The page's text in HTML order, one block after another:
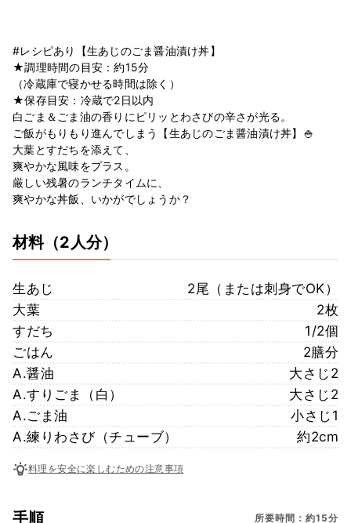
#レシピあり【生あじのごま醤油漬け丼】
★調理時間の目安：約15分
（冷蔵庫で寝かせる時間は除く）
★保存目安：冷蔵で2日以内
白ごま＆ごま油の香りにピリッとわさびの辛さが光る。
ご飯がもりもり進んでしまう【生あじのごま醤油漬け丼】🍚
大葉とすだちを添えて、
爽やかな風味をプラス。
厳しい残暑のランチタイムに、
爽やかな丼飯、いかがでしょうか？
材料（2人分）
生あじ
2尾（または刺身でOK）
大葉
2枚
すだち
1/2個
ごはん
2膳分
A.醤油
大さじ2
A.すりごま（白）
大さじ2
A.ごま油
小さじ1
A.練りわさび（チューブ）
約2cm
料理を安全に楽しむための注意事項
手順 所要時間：約15分